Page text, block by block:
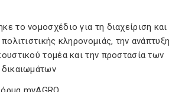
το νομοσχέδιο για τη διαχείριση και
κληρονομιάς, την ανάπτυξη
τομέα και την προστασία των